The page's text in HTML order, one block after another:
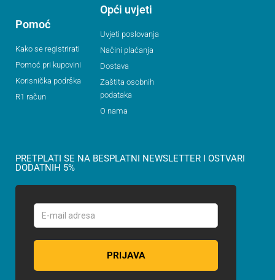
Pomoć
Kako se registrirati
Pomoć pri kupovini
Korisnička podrška
R1 račun
Opći uvjeti
Uvjeti poslovanja
Načini plaćanja
Dostava
Zaštita osobnih
podataka
O nama
PRETPLATI SE NA BESPLATNI NEWSLETTER I OSTVARI
DODATNIH 5%